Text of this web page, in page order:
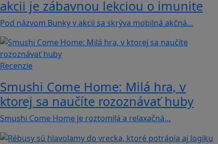
akcii je zábavnou lekciou o imunite
Pod názvom Bunky v akcii sa skrýva mobilná akčná…
Recenzie
Smushi Come Home: Milá hra, v
ktorej sa naučíte rozoznávať huby
Smushi Come Home je roztomilá a relaxačná…